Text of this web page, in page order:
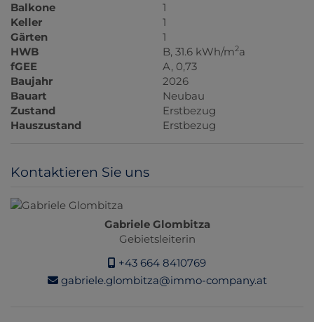
Balkone
1
Keller
1
Gärten
1
HWB
B, 31.6 kWh/m2a
fGEE
A, 0,73
Baujahr
2026
Bauart
Neubau
Zustand
Erstbezug
Hauszustand
Erstbezug
Kontaktieren Sie uns
Gabriele Glombitza
Gebietsleiterin
+43 664 8410769
gabriele.glombitza@immo-company.at